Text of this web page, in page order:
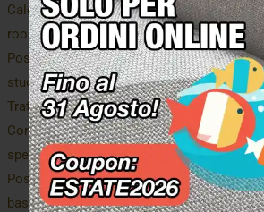
Calcolo e posizionamento del punto di
room dello studio registrazione
Posizionamento dei monitors nei
studio
Trattamento delle riflessioni primarie in
Come trovare le riflessioni primarie in
specchio
Posizionamento delle bass traps angoli
basse frequenze risonanti